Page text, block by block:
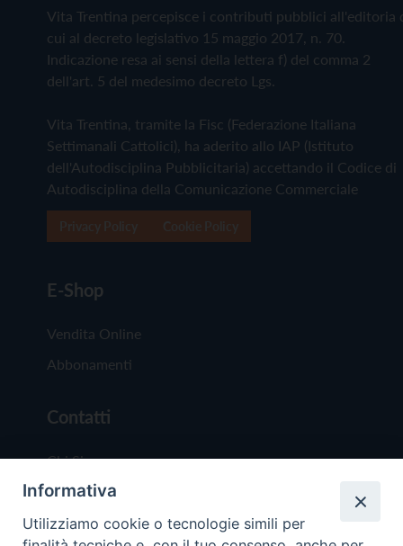
Vita Trentina percepisce i contributi pubblici all'editoria
cui al decreto legislativo 15 maggio 2017, n. 70.
Indicazione resa ai sensi della lettera f) del comma 2
dell'art. 5 del medesimo decreto Lgs.
Vita Trentina, tramite la Fisc (Federazione Italiana
Settimanali Cattolici), ha aderito allo IAP (Istituto
dell'Autodisciplina Pubblicitaria) accettando il Codice di
Autodisciplina della Comunicazione Commerciale
E-Shop
Vendita Online
Abbonamenti
Contatti
Chi Siamo
Redazione
Scrivici
Informativa
Utilizziamo cookie o tecnologie simili per